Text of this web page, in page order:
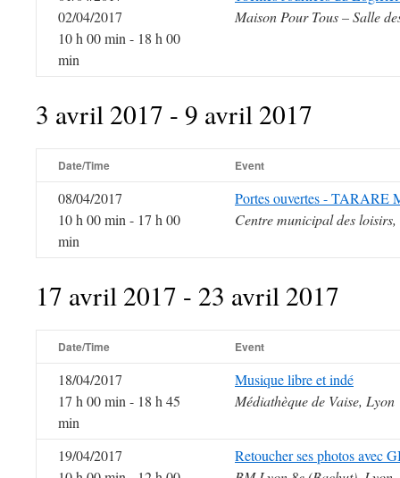
02/04/2017
10 h 00 min - 18 h 00
min
Maison Pour Tous – Salle
3 avril 2017 - 9 avril 2017
Date/Time Event
08/04/2017
10 h 00 min - 17 h 00
min
Portes ouvertes - TARARE
Centre municipal des
17 avril 2017 - 23 avril 2017
Date/Time Event
18/04/2017
17 h 00 min - 18 h 45
min
Musique libre et indé
Médiathèque de Vaise, Lyon
19/04/2017
Retoucher ses photos avec